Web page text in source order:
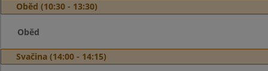
Oběd (10:30 - 13:30)
Oběd
Svačina (14:00 - 14:15)